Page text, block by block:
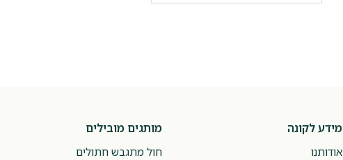
מידע לקונה
אודותנו
מותגים מובילים
חול מתגבש חתולים